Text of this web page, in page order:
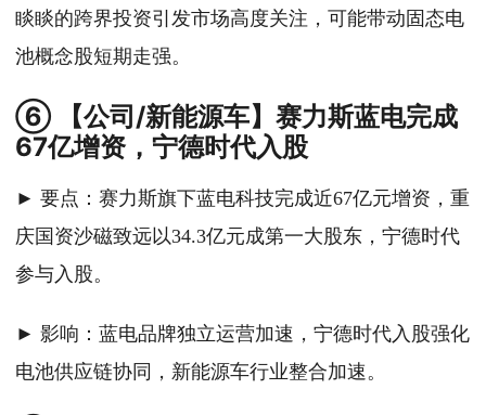
睒睒的跨界投资引发市场高度关注，可能带动固态电
池概念股短期走强。
⑥ 【公司/新能源车】赛力斯蓝电完成
67亿增资，宁德时代入股
► 要点：赛力斯旗下蓝电科技完成近67亿元增资，重
庆国资沙磁致远以34.3亿元成第一大股东，宁德时代
参与入股。
► 影响：蓝电品牌独立运营加速，宁德时代入股强化
电池供应链协同，新能源车行业整合加速。